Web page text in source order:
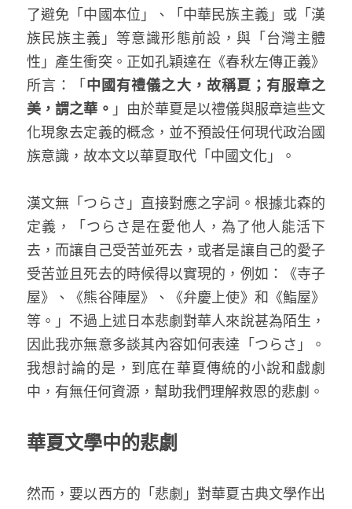
了避免「中國本位」、「中華民族主義」或「漢
族民族主義」等意識形態前設，與「台灣主體
性」產生衝突。正如孔穎達在《春秋左傳正義》
所言：「 中國有禮儀之大，故稱夏；有服章之
美，謂之華。 」由於華夏是以禮儀與服章這些文
化現象去定義的概念，並不預設任何現代政治國
族意識，故本文以華夏取代「中國文化」。
漢文無「つらさ」直接對應之字詞。根據北森的
定義，「つらさ是在愛他人，為了他人能活下
去，而讓自己受苦並死去，或者是讓自己的愛子
受苦並且死去的時候得以實現的，例如：《寺子
屋》、《熊谷陣屋》、《弁慶上使》和《鮨屋》
等。」不過上述日本悲劇對華人來說甚為陌生，
因此我亦無意多談其內容如何表達「つらさ」。
我想討論的是，到底在華夏傳統的小說和戲劇
華夏文學中的悲劇
然而，要以西方的「悲劇」對華夏古典文學作出